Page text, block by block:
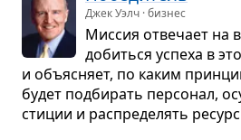
Джек Уэлч · бизнес
Мис­сия отве­чает на
добиться успеха в
и объ­яс­няет, по каким
будет под­би­рать пер­со­нал,
сти­ции и рас­пре­де­лять